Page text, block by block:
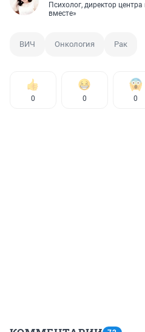
Психолог, директор
вместе»
ВИЧ Онкология Рак
0 0 0